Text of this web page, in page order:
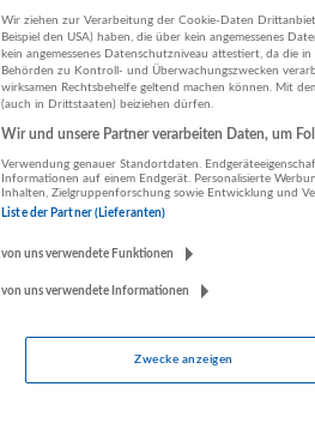
Wir ziehen zur Verarbeitung der Cookie-Daten
Beispiel den USA) haben, die über kein angemessenes
kein angemessenes Datenschutzniveau attestiert, da die
Behörden zu Kontroll- und Überwachungszwecken
wirksamen Rechtsbehelfe geltend machen können. Mit
(auch in Drittstaaten) beiziehen dürfen.
Wir und unsere Partner verarbeiten Daten, um
Verwendung genauer Standortdaten.
Informationen auf einem Endgerät. Personalisierte
Inhalten, Zielgruppenforschung sowie Entwicklung und
Liste der Partner (Lieferanten)
von uns verwendete Funktionen
von uns verwendete Informationen
Zwecke anzeigen